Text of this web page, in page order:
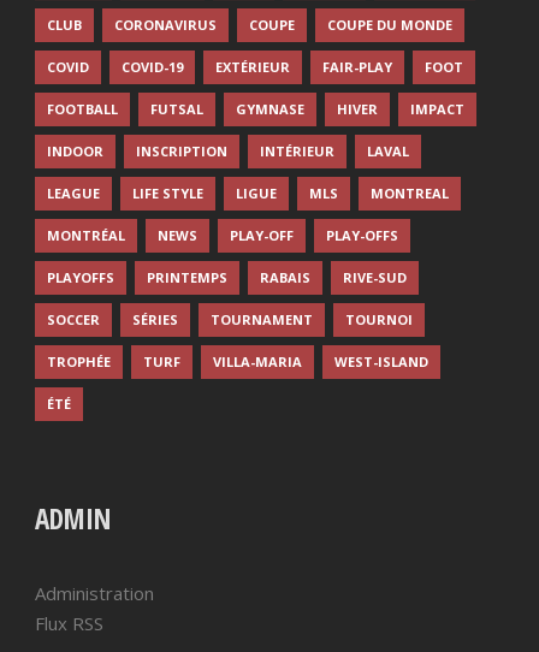
CLUB CORONAVIRUS COUPE COUPE DU MONDE
COVID COVID-19 EXTÉRIEUR FAIR-PLAY FOOT
FOOTBALL FUTSAL GYMNASE HIVER IMPACT
INDOOR INSCRIPTION INTÉRIEUR LAVAL
LEAGUE LIFE STYLE LIGUE MLS MONTREAL
MONTRÉAL NEWS PLAY-OFF PLAY-OFFS
PLAYOFFS PRINTEMPS RABAIS RIVE-SUD
SOCCER SÉRIES TOURNAMENT TOURNOI
TROPHÉE TURF VILLA-MARIA WEST-ISLAND
ÉTÉ
ADMIN
Administration
Flux RSS